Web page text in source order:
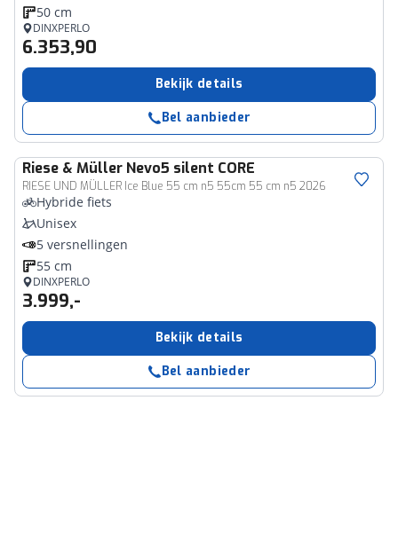
50 cm
DINXPERLO
6.353,90
Bekijk details
Bel aanbieder
Riese & Müller Nevo5 silent CORE
RIESE UND MÜLLER Ice Blue 55 cm n5 55cm 55 cm n5 2026
Hybride fiets
Unisex
5 versnellingen
55 cm
DINXPERLO
3.999,-
Bekijk details
Bel aanbieder